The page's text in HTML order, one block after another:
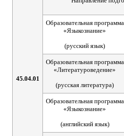
45.04.01
Образовательная программа
«Языкознание»
(русский язык)
Образовательная программа
«Литературоведение»
(русская литература)
Образовательная программа
«Языкознание»
(английский язык)